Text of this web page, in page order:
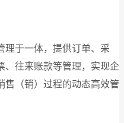
理于一体，提供订单、采
、往来账款等管理，实现企
售（销）过程的动态高效管